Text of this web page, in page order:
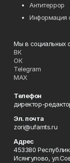
Антитеррор
Информация
Мы в социальных
ВК
ОК
Telegram
MAX
Телефон
директор-
Эл. почта
zori@ufamts.ru
Адрес
453380
Исянгулово,